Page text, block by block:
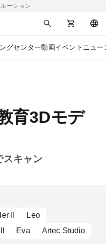
ーション
グセンター動画イベント ニュー
育3Dモデ
キャン
II
Leo
Eva Artec Studio